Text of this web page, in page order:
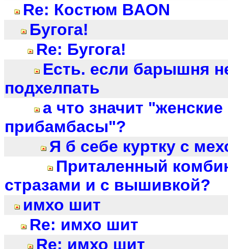
Re: Костюм BAON
Бугога!
Re: Бугога!
Есть. если барышня
подхелпать
а что значит "женские
прибамбасы"?
Я б себе куртку с
Приталенный
стразами и с вышивкой?
имхо шит
Re: имхо шит
Re: имхо шит